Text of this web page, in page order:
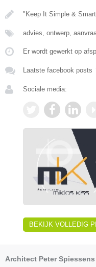
"Keep It Simple &
advies, ontwerp,
Er wordt gewerkt op
Laatste facebook posts
Sociale media:
BEKIJK VOLLEDIG
Architect Peter